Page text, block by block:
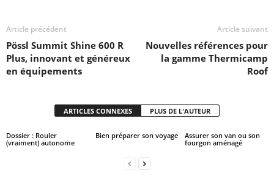
Article précédent
Pössl Summit Shine 600 R
Plus, innovant et généreux
en équipements
Article suivant
Nouvelles références pour
la gamme Thermicamp
Roof
ARTICLES CONNEXES PLUS DE L'AUTEUR
Dossier : Rouler
(vraiment) autonome
Bien préparer son voyage
Assurer son van ou son
fourgon aménagé